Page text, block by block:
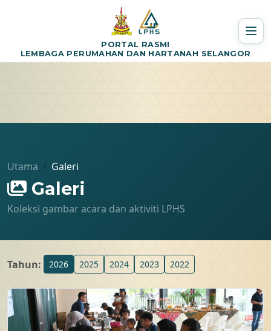
PORTAL RASMI
LEMBAGA PERUMAHAN DAN HARTANAH SELANGOR
Utama Galeri
Galeri
Koleksi gambar acara dan aktiviti LPHS
Tahun: 2026 2025 2024 2023 2022